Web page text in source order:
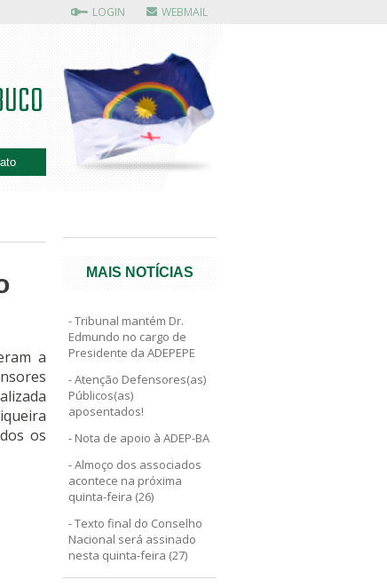
LOGIN WEBMAIL
a
os
MAIS NOTÍCIAS
Tribunal mantém Dr.
Edmundo no cargo de
Presidente da ADEPEPE
Atenção Defensores(as)
Públicos(as)
aposentados!
Nota de apoio à ADEP-BA
Almoço dos associados
acontece na próxima
quinta-feira (26)
Texto final do Conselho
Nacional será assinado
nesta quinta-feira (27)